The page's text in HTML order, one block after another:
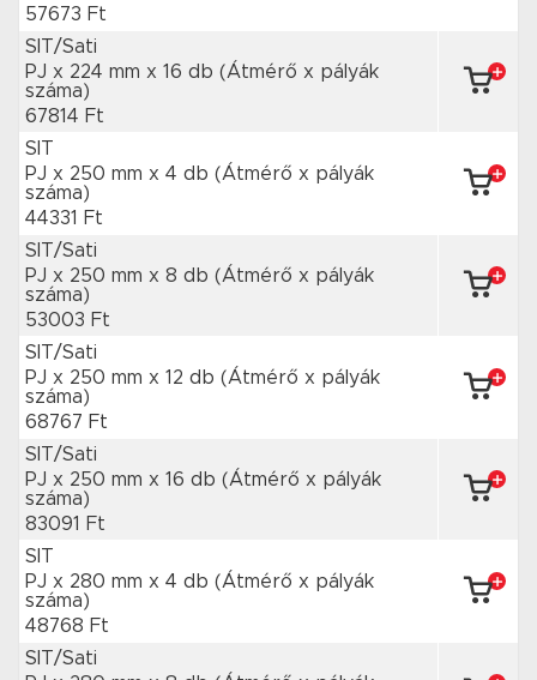
57673 Ft
SIT/Sati
PJ x 224 mm x 16 db (Átmérő x pályák
száma)
67814 Ft
SIT
PJ x 250 mm x 4 db (Átmérő x pályák
száma)
44331 Ft
SIT/Sati
PJ x 250 mm x 8 db (Átmérő x pályák
száma)
53003 Ft
SIT/Sati
PJ x 250 mm x 12 db (Átmérő x pályák
száma)
68767 Ft
SIT/Sati
PJ x 250 mm x 16 db (Átmérő x pályák
száma)
83091 Ft
SIT
PJ x 280 mm x 4 db (Átmérő x pályák
száma)
48768 Ft
SIT/Sati